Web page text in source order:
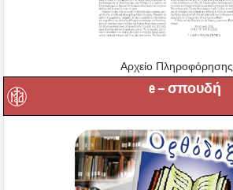
Αρχείο Πληροφόρησης
e – σπουδή